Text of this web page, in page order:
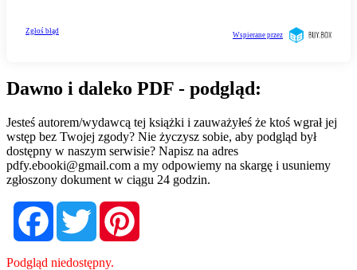
Dawno i daleko PDF - podgląd:
Jesteś autorem/wydawcą tej książki i zauważyłeś że ktoś wgrał jej
wstęp bez Twojej zgody? Nie życzysz sobie, aby podgląd był
dostępny w naszym serwisie? Napisz na adres
pdfy.ebooki@gmail.com a my odpowiemy na skargę i usuniemy
zgłoszony dokument w ciągu 24 godzin.
FacebookTwitter
Podgląd niedostępny.